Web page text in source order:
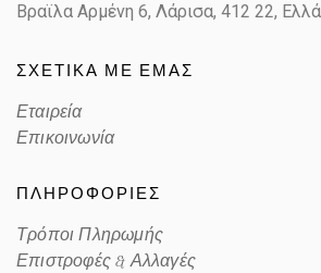
Lens Color GRADIENT
Color code
Βραϊλα Αρμένη 6, Λάρισα, 412 22,
ΣΧΕΤΙΚΑ ΜΕ ΕΜΑΣ
Εταιρεία
Επικοινωνία
ΠΛΗΡΟΦΟΡΙΕΣ
Τρόποι Πληρωμής
Επιστροφές & Αλλαγές